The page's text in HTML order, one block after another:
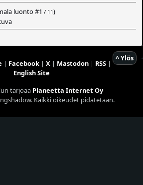
luonto #1 / 11)
^ Ylös
| Facebook| X| Mastodon| RSS|
English Site
tarjoaa Planeetta Internet Oy
Kaikki oikeudet pidätetään.